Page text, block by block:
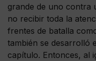
grande de uno contra
no recibir toda la
frentes de batalla
también se desarrolló
capítulo. Entonces, al